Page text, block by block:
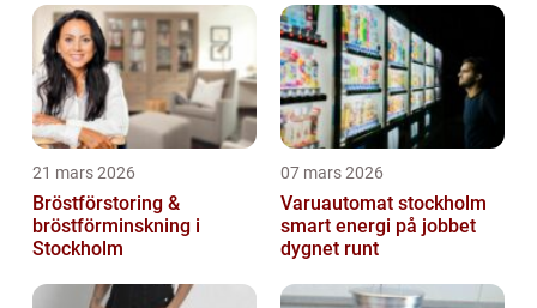
21 mars 2026
Bröstförstoring &
bröstförminskning i
Stockholm
07 mars 2026
Varuautomat stockholm
smart energi på jobbet
dygnet runt